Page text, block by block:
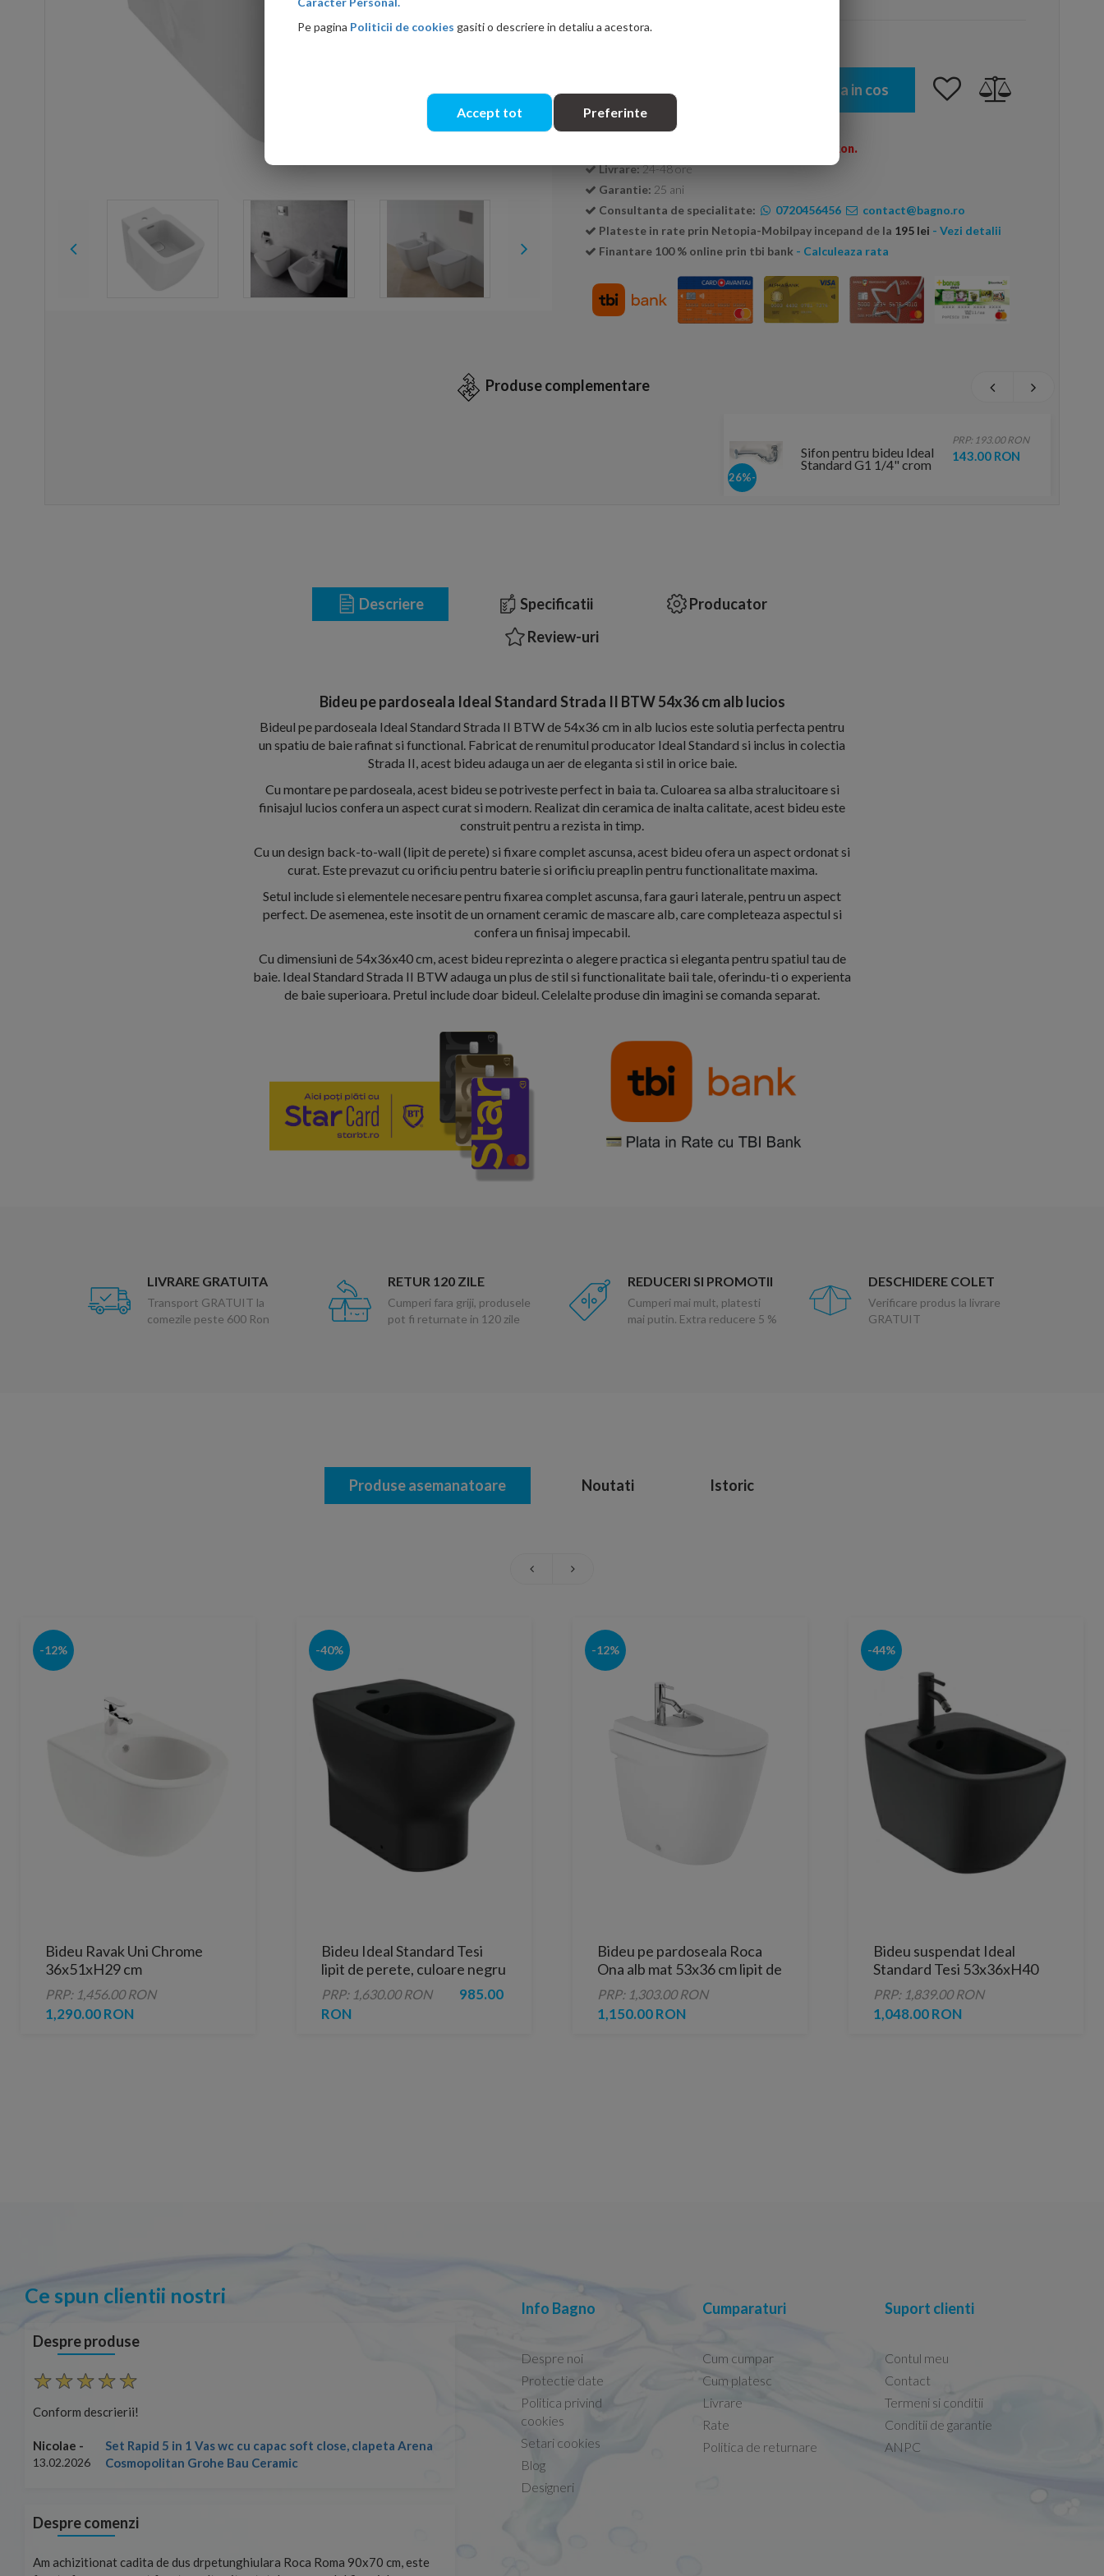
Adauga in cos
Transport GRATUIT la comenzi peste 600 Ron.
Livrare:24-48 ore
Garantie: 25 ani
Consultanta de specialitate:
0720456456
contact@bagno.ro
Plateste in rate prin Netopia-Mobilpay incepand de la 195 lei - Vezi detalii
Finantare 100 % online prin tbi bank - Calculeaza rata
Produse complementare
-26%
Sifon pentru bideu Ideal
Standard G1 1/4" crom
PRP: 193.00 RON
143.00 RON
Descriere Specificatii
Producator
Review-uri
Bideu pe pardoseala Ideal Standard Strada II BTW 54x36 cm alb lucios
Bideul pe pardoseala Ideal Standard Strada II BTW de 54x36 cm in alb lucios este solutia perfecta pentru
un spatiu de baie rafinat si functional. Fabricat de renumitul producator Ideal Standard si inclus in colectia
Strada II, acest bideu adauga un aer de eleganta si stil in orice baie.
Cu montare pe pardoseala, acest bideu se potriveste perfect in baia ta. Culoarea sa alba stralucitoare si
finisajul lucios confera un aspect curat si modern. Realizat din ceramica de inalta calitate, acest bideu este
construit pentru a rezista in timp.
Cu un design back-to-wall (lipit de perete) si fixare complet ascunsa, acest bideu ofera un aspect ordonat si
curat. Este prevazut cu orificiu pentru baterie si orificiu preaplin pentru functionalitate maxima.
Setul include si elementele necesare pentru fixarea complet ascunsa, fara gauri laterale, pentru un aspect
perfect. De asemenea, este insotit de un ornament ceramic de mascare alb, care completeaza aspectul si
confera un finisaj impecabil.
Cu dimensiuni de 54x36x40 cm, acest bideu reprezinta o alegere practica si eleganta pentru spatiul tau de
baie. Ideal Standard Strada II BTW adauga un plus de stil si functionalitate baii tale, oferindu-ti o experienta
de baie superioara. Pretul include doar bideul. Celelalte produse din imagini se comanda separat.
LIVRARE GRATUITA
Transport GRATUIT la
comezile peste 600 Ron
RETUR 120 ZILE
Cumperi fara griji, produsele
pot fi returnate in 120 zile
REDUCERI SI PROMOTII
Cumperi mai mult, platesti
mai putin. Extra reducere 5 %
DESCHIDERE COLET
Verificare produs la livrare
GRATUIT
Produse asemanatoare Noutati Istoric
-12%
Bideu Ravak Uni Chrome
36x51xH29 cm
PRP: 1,456.00 RON
1,290.00 RON
-40%
Bideu Ideal Standard Tesi
lipit de perete, culoare negru
mat
PRP: 1,630.00 RON
985.00
RON
-12%
Bideu pe pardoseala Roca
Ona alb mat 53x36 cm lipit de
perete
PRP: 1,303.00 RON
1,150.00 RON
-44%
Bideu suspendat Ideal
Standard Tesi 53x36xH40
cm, culoare negru-mat
PRP: 1,839.00 RON
1,048.00 RON
Ce spun clientii nostri
Despre produse
Conform descrierii!
Nicolae -
13.02.2026
Set Rapid 5 in 1 Vas wc cu capac soft close, clapeta Arena
Cosmopolitan Grohe Bau Ceramic
Conform descrierii!
13.02.2026
Capacele Grohe sunt de bună calitate și se
Marius -08.02.2026
Despre comenzi
Am achizitionat cadita de dus drpetunghiulara Roca Roma 90x70 cm, este
Info Bagno
Despre noi
Protectie date
Politica privind
cookies
Setari cookies
Blog
Designeri
Cumparaturi
Cum cumpar
Cum platesc
Livrare
Rate
Politica de returnare
Suport clienti
Contul meu
Contact
Termeni si conditii
Conditii de garantie
ANPC
Pe pagina Politicii de cookies gasiti o descriere in detaliu a acestora.
Accept tot Preferinte